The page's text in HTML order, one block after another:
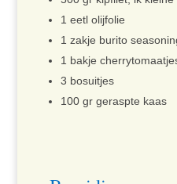
1 eetl olijfolie
1 zakje burito
1 bakje
3 bosuitjes
100 gr geraspte kaas